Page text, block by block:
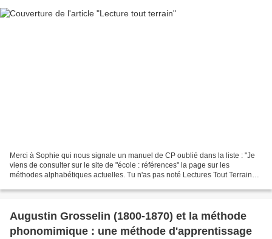
Merci à Sophie qui nous signale un manuel de CP oublié dans la liste : "Je
viens de consulter sur le site de "école : références" la page sur les
méthodes alphabétiques actuelles. Tu n'as pas noté Lectures Tout Terrain
Augustin Grosselin (1800-1870) et la méthode
phonomimique : une méthode d'apprentissage